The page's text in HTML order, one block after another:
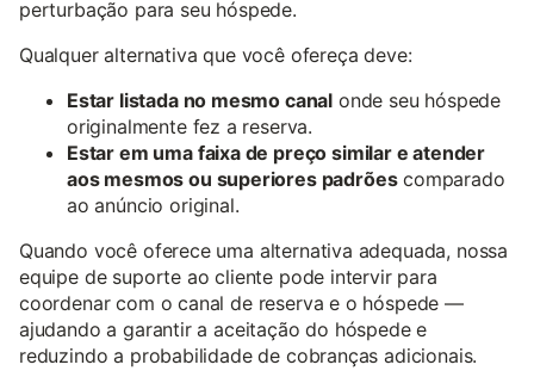
perturbação para seu hóspede.
Qualquer alternativa que você ofereça deve:
Estar listada no mesmo canal onde seu hóspede
originalmente fez a reserva.
Estar em uma faixa de preço similar e atender
aos mesmos ou superiores padrõescomparado
ao anúncio original.
Quando você oferece uma alternativa adequada, nossa
equipe de suporte ao cliente pode intervir para
coordenar com o canal de reserva e o hóspede —
ajudando a garantir a aceitação do hóspede e
reduzindo a probabilidade de cobranças adicionais.